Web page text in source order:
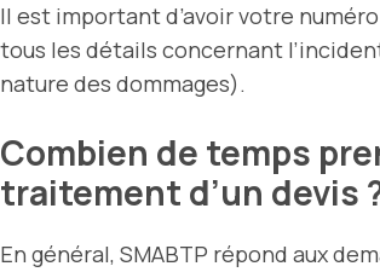
Il est important d’avoir votre
tous les détails concernant
nature des dommages).
Combien de temps
traitement d’un devis
En général, SMABTP répond aux